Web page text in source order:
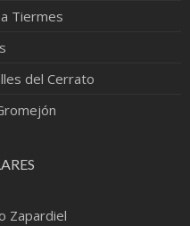
Tiermes
del Cerrato
Zapardiel